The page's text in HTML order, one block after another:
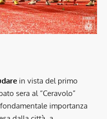
in vista del primo
sera al “Ceravolo”
importanza